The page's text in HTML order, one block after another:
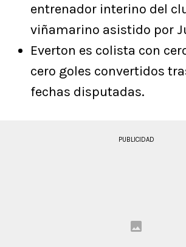
entrenador interino del
viñamarino asistido por
Everton es colista con
cero goles convertidos
fechas disputadas.
PUBLICIDAD